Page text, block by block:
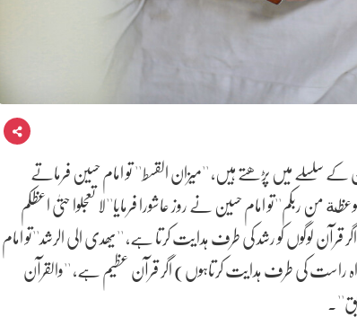
کے سلسلے میں پڑھتے ہیں، ''میزان القسط'' تو امام حسین فرماتے
من ربکم''تو امام حسین نے روز عاشورا فرمایا''لا تعجلوا حتیٰ اعظکم
قرآن لوگوں کو رشد کی طرف ہدایت کرتا ہے، ''یھدی الی الرشد''تو امام
راست کی طرف ہدایت کرتاہوں) اگر قرآن عظیم ہے، ''والقرآن